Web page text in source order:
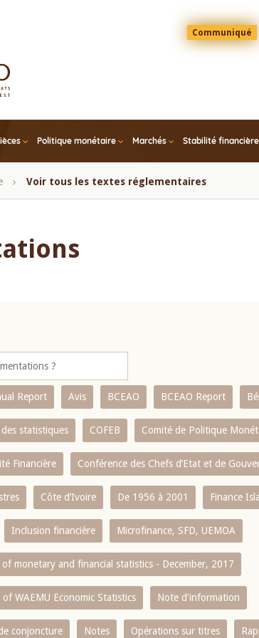
Menu
Top
Communiqué
Politique monétaire Marchés Stabilité financière
Voir tous les textes réglementaires
Report Avis BCEAO BCEAO Report
statistiques COFEB Comité de Politique
Financière Conférence des Chefs d’Etat et de
Côte d’Ivoire De 1956 à 2001 Finance
Inclusion financière Microfinance, SFD, UEMOA
monetary and financial statistics - December, 2017
WAEMU Economic Statistics Note d'information
conjoncture Notes Opérations sur titres